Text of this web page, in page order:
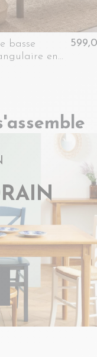
basse
en